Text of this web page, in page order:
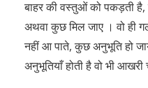
बाहर की वस्तुओं को पकड़ती है,
अथवा कुछ मिल जाए । वो ही
नहीं आ पाते, कुछ अनुभूति हो
अनुभूतियाँ होती है वो भी आखरी